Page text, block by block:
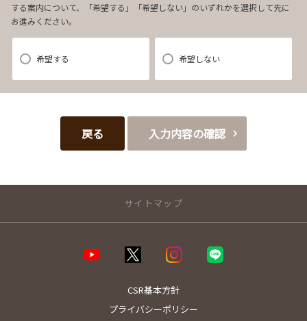
【3．推奨環境について】
1.当社の推奨するインターネット環境にてお申込みをお願いします。推奨
それに伴う連絡の不徹底については責任を負いかねますので、あらかじ
いただく場合がございます。
【4．規約について】
1.本規約は事前の告知なく変更することがあります。変更した内容は本ペ
【 5.カタログ郵送先について】
する案内について、「希望する」「希望しない」のいずれかを選択して先に
お進みください。
希望する 希望しない
戻る 入力内容の確認
サイトマップ
CSR基本方針
プライバシーポリシー